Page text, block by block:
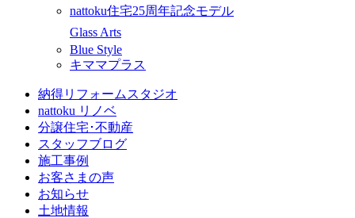
nattoku住宅25周年記念モデル
Glass Arts
Blue Style
キママプラス
納得リフォームスタジオ
nattoku リノベ
分譲住宅･不動産
スタッフブログ
施工事例
お客さまの声
お知らせ
土地情報